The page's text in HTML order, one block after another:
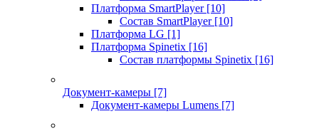
Платформа SmartPlayer [10]
Состав SmartPlayer [10]
Платформа LG [1]
Платформа Spinetix [16]
Состав платформы Spinetix [16]
Документ-камеры [7]
Документ-камеры Lumens [7]